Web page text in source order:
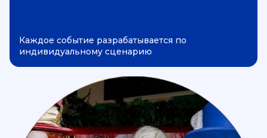
Каждое событие разрабатывается по
индивидуальному сценарию